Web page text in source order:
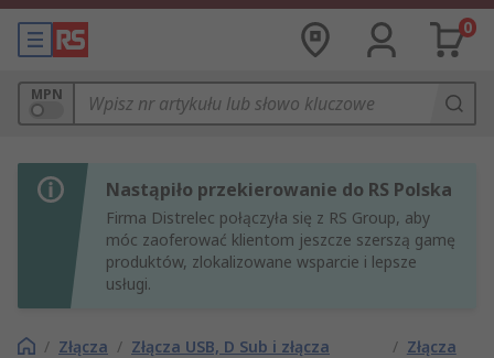
0
MPN
Nastąpiło przekierowanie do RS Polska
Firma Distrelec połączyła się z RS Group, aby
móc zaoferować klientom jeszcze szerszą gamę
produktów, zlokalizowane wsparcie i lepsze
usługi.
/ Złącza / Złącza USB, D Sub i złącza
/ Złącza